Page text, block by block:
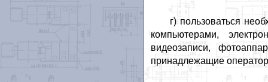
г) пользоваться
компьютерами,
видеозаписи,
принадлежащие